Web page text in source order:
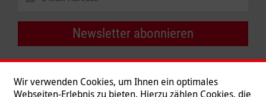
Newsletter abonnieren
Wir verwenden Cookies, um Ihnen ein optimales
Webseiten-Erlebnis zu bieten. Hierzu zählen Cookies, die